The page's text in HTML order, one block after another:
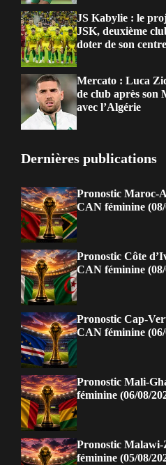
JS Kabylie : le
JSK, deuxième
doter de son
Mercato : Luca
de club après son
avec l’Algérie
Dernières publications
Pronostic Maroc-
CAN féminine (08/
Pronostic Côte
CAN féminine (08/
Pronostic Cap-
CAN féminine (06/
Pronostic Mali-
féminine (06/08/
Pronostic
féminine (05/08/